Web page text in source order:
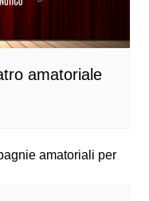
amatoriale